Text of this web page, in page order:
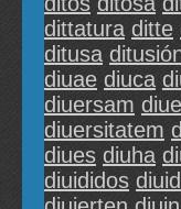
dittatura ditte
ditusa
diuae diuca
diuersam
diuersitatem
diues diuha
diuididos